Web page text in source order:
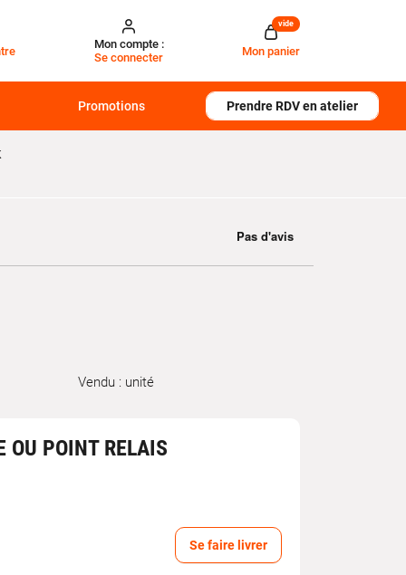
Mon compte :
Se connecter
Mon panier
vide
Promotions Prendre RDV en atelier
Vendu : unité
OU POINT RELAIS
Se faire livrer